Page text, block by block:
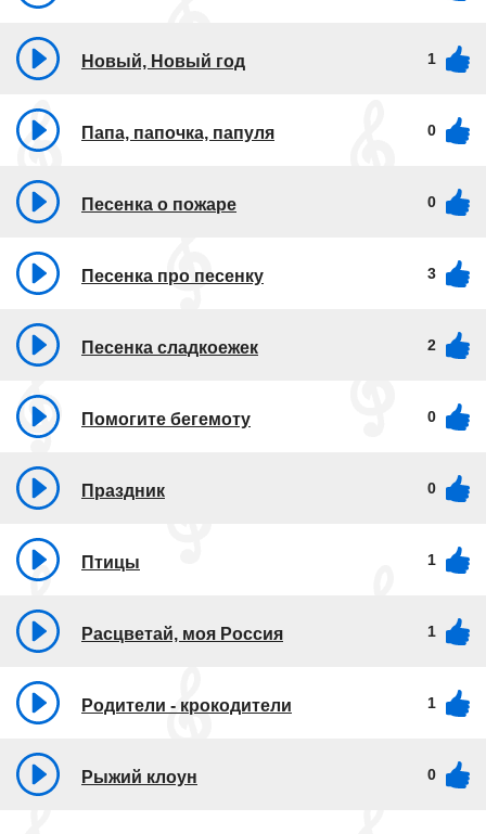
Новый, Новый год 1
Папа, папочка, папуля 0
Песенка о пожаре 0
Песенка про песенку 3
Песенка сладкоежек 2
Помогите бегемоту 0
Праздник 0
Птицы 1
Расцветай, моя Россия 1
Родители - крокодители 1
Рыжий клоун 0